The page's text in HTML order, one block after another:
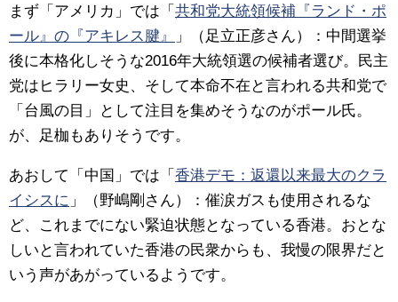
まず「アメリカ」では「 共和党大統領候補『ランド・ポ
ール』の『アキレス腱』
」（足立正彦さん）：中間選挙
後に本格化しそうな2016年大統領選の候補者選び。民主
党はヒラリー女史、そして本命不在と言われる共和党で
「台風の目」として注目を集めそうなのがポール氏。
が、足枷もありそうです。
あおして「中国」では「 香港デモ：返還以来最大のクラ
イシスに 」（野嶋剛さん）：催涙ガスも使用されるな
ど、これまでにない緊迫状態となっている香港。おとな
しいと言われていた香港の民衆からも、我慢の限界だと
いう声があがっているようです。